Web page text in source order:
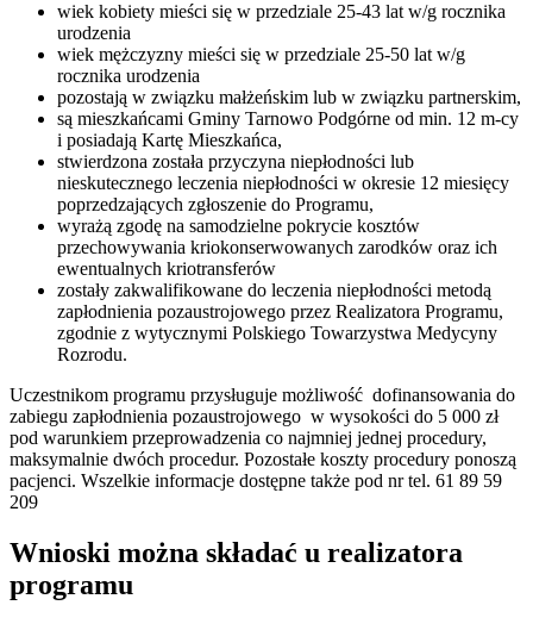
wiek kobiety mieści się w przedziale 25-43 lat w/g rocznika
urodzenia
wiek mężczyzny mieści się w przedziale 25-50 lat w/g
rocznika urodzenia
pozostają w związku małżeńskim lub w związku partnerskim,
są mieszkańcami Gminy Tarnowo Podgórne od min. 12 m-cy
i posiadają Kartę Mieszkańca,
stwierdzona została przyczyna niepłodności lub
nieskutecznego leczenia niepłodności w okresie 12 miesięcy
poprzedzających zgłoszenie do Programu,
wyrażą zgodę na samodzielne pokrycie kosztów
przechowywania kriokonserwowanych zarodków oraz ich
ewentualnych kriotransferów
zostały zakwalifikowane do leczenia niepłodności metodą
zapłodnienia pozaustrojowego przez Realizatora Programu,
zgodnie z wytycznymi Polskiego Towarzystwa Medycyny
Rozrodu.
Uczestnikom programu przysługuje możliwość dofinansowania do
zabiegu zapłodnienia pozaustrojowego w wysokości do 5 000 zł
pod warunkiem przeprowadzenia co najmniej jednej procedury,
maksymalnie dwóch procedur. Pozostałe koszty procedury ponoszą
pacjenci. Wszelkie informacje dostępne także pod nr tel. 61 89 59
209
Wnioski można składać u realizatora
programu